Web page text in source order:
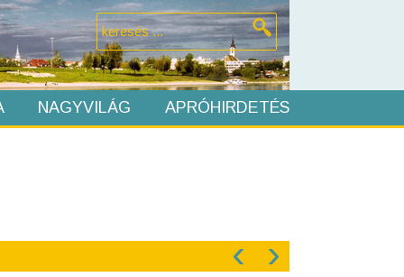
NAGYVILÁG APRÓHIRDETÉS
‹ ›